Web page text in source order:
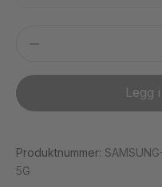
kabel
20W
)
Samsung
S24
Ultra
S928B
DS
Legg
Produktnummer:
5G